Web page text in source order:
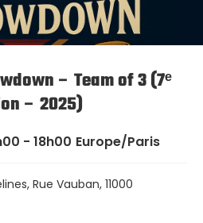
– Team of 3 (7ᵉ
– 2025)
- 18h00 Europe/Paris
Rue Vauban, 11000